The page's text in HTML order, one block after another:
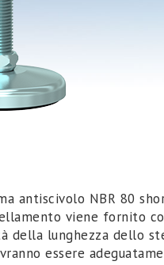
antiscivolo NBR 80
viene fornito
lunghezza dello
essere